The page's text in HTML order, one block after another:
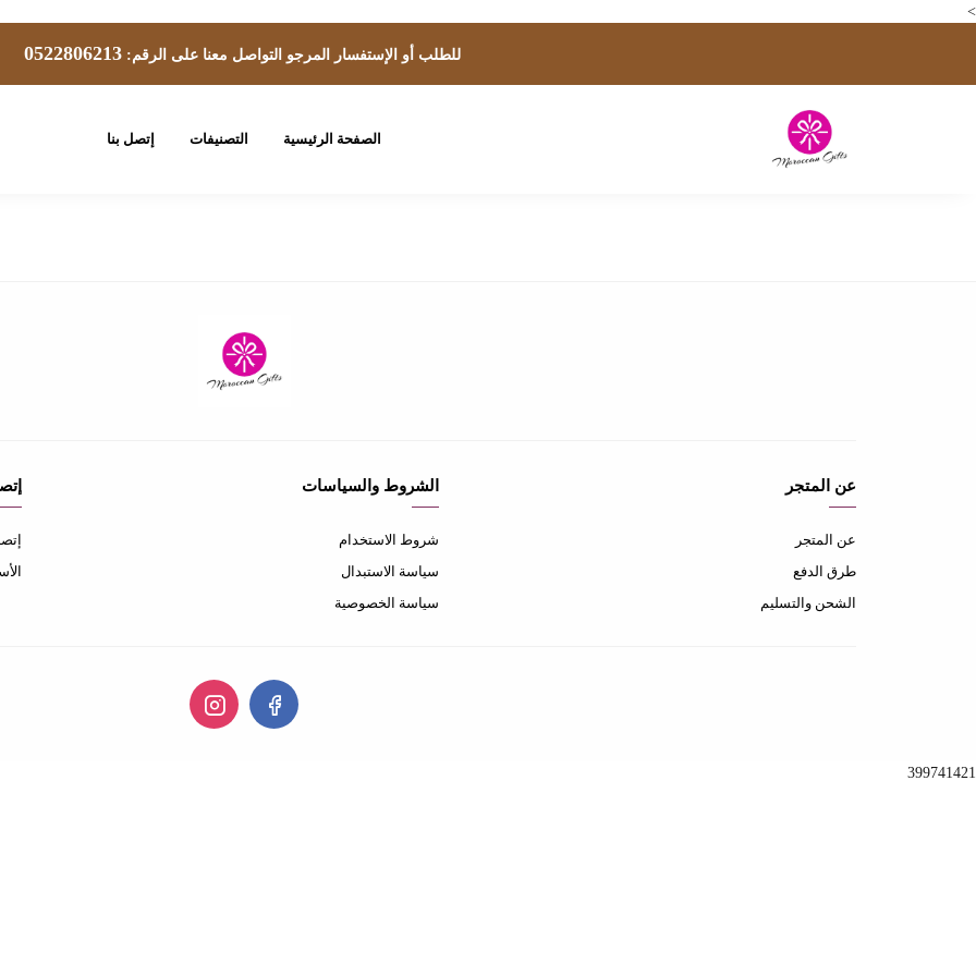
>
للطلب أو الإستفسار المرجو التواصل معنا على الرقم:0522806213
الصفحة الرئيسية التصنيفات إتصل بنا
عن المتجر
عن المتجر
طرق الدفع
الشحن والتسليم
الشروط والسياسات
شروط الاستخدام
سياسة الاستبدال
سياسة الخصوصية
399741421